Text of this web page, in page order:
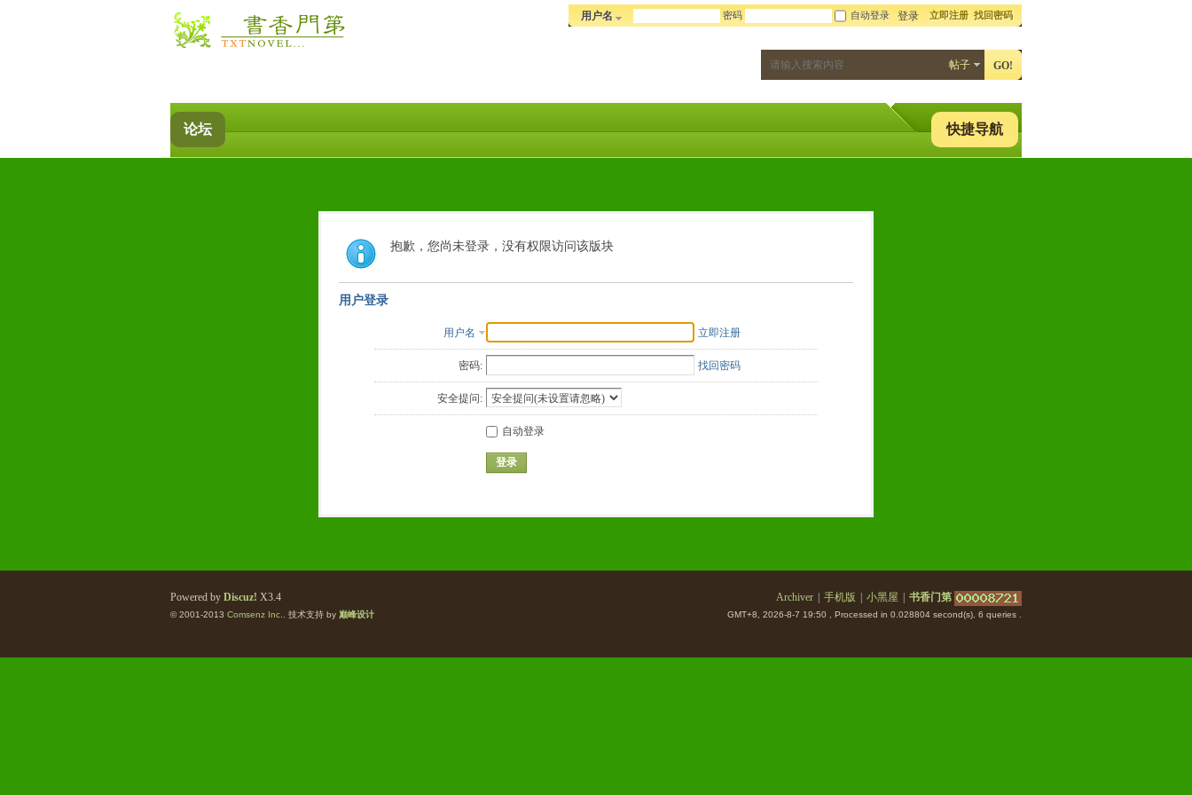
用户名 密码 自动登录 登录 立即注册 找回密码
帖子 GO!
快捷导航
论坛
抱歉，您尚未登录，没有权限访问该版块
用户登录
用户名 立即注册
密码: 找回密码
安全提问:
自动登录
登录
Archiver 手机版 小黑屋 书香门第
GMT+8, 2026-8-7 19:50 , Processed in 0.028804 second(s), 6 queries .
Powered by Discuz! X3.4
© 2001-2013 Comsenz Inc. . 技术支持 by 巅峰设计